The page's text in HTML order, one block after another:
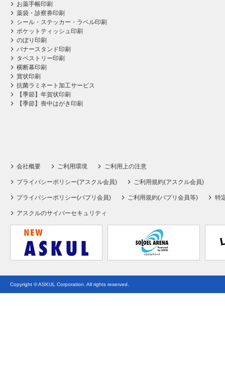
お薬手帳印刷
薬袋・診察券印刷
シール・ステッカー・ラベル印刷
ポケットティッシュ印刷
のぼり印刷
バナースタンド印刷
タペストリー印刷
横断幕印刷
賞状印刷
抗菌ラミネート加工サービス
【季節】年賀状印刷
【季節】喪中はがき印刷
会社概要 ご利用環境 ご利用上の注意
プライバシーポリシー(アスクル会員) ご利用規約(アスクル会員)
プライバシーポリシー(パプリ会員) ご利用規約(パプリ会員等) 特
アスクルのサイバーセキュリティ
Copyright © ASKUL Corporation. All rights reserved.